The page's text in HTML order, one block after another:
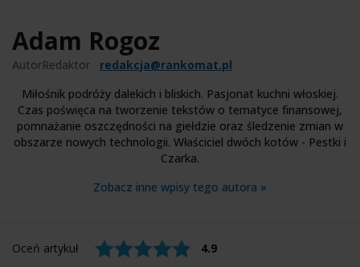
Adam Rogoz
AutorRedaktor
redakcja@rankomat.pl
Miłośnik podróży dalekich i bliskich. Pasjonat kuchni włoskiej.
Czas poświęca na tworzenie tekstów o tematyce finansowej,
pomnażanie oszczędności na giełdzie oraz śledzenie zmian w
obszarze nowych technologii. Właściciel dwóch kotów - Pestki i
Czarka.
Zobacz inne wpisy tego autora »
Oceń artykuł 4.9